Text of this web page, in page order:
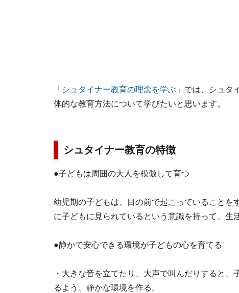
「シュタイナー教育の理念を学ぶ」 では、シュタ
体的な教育方法について学びたいと思います。
シュタイナー教育の特徴
●子どもは周囲の大人を模倣して育つ
幼児期の子どもは、目の前で起こっていることを
に子どもに見られているという意識を持って、生
●静かで安心できる環境が子どもの心を育てる
・大きな音を立てたり、大声で叫んだりすると
るよう、静かな環境を作る。